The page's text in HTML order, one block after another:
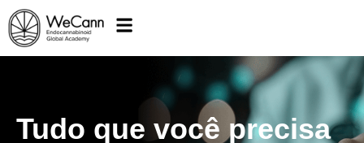
Tudo que você precisa